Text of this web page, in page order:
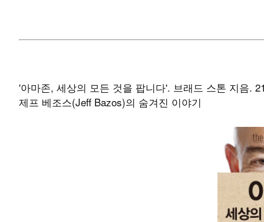
'아마존, 세상의 모든 것을 팝니다'. 브래드 스톤 지음.
제프 베조스(Jeff Bazos)의 숨겨진 이야기